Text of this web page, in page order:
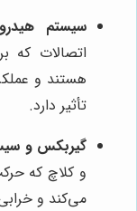
سیستم
اتصالات که
هستند و
تأثیر دارد.
گیربکس و
و کلاچ که
می‌کند و